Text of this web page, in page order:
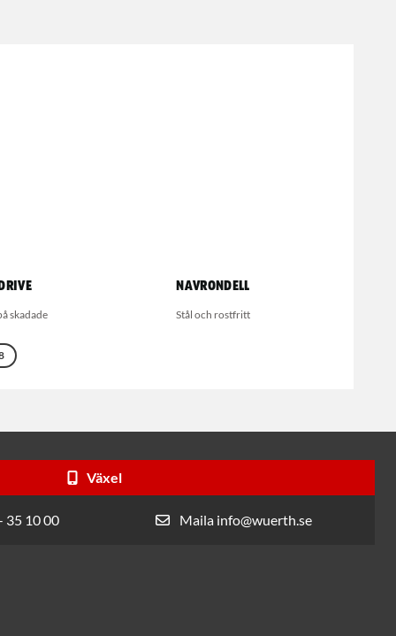
skadade
Navrondell
Stål och rostfritt
Växel
35 10 00 Maila info@wuerth.se